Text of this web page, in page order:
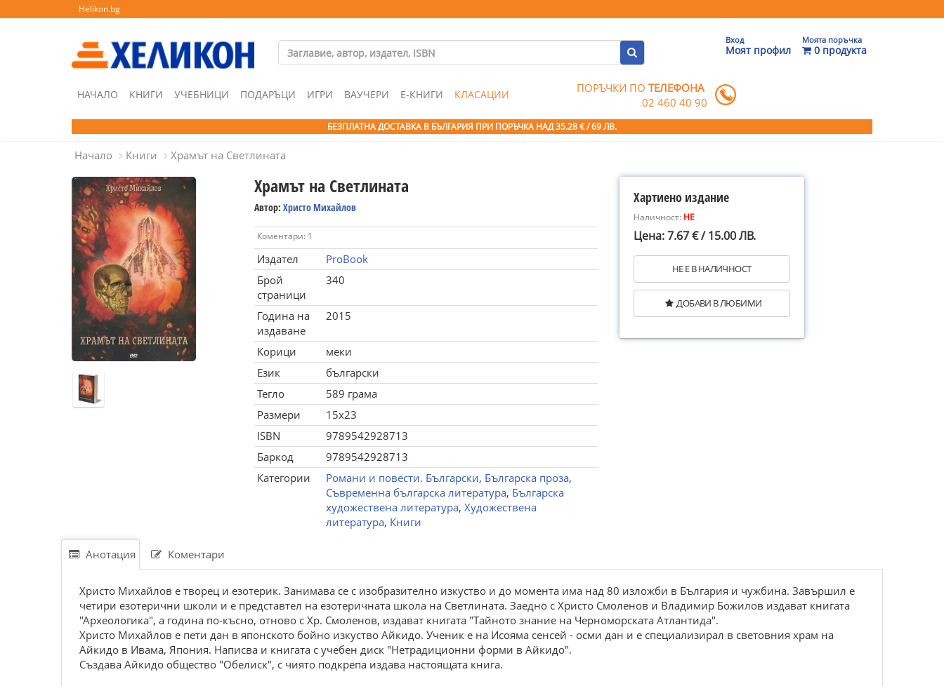
Helikon.bg
Вход
Моят профил
Моята поръчка
0 продукта
НАЧАЛО КНИГИ УЧЕБНИЦИ ПОДАРЪЦИ ИГРИ ВАУЧЕРИ Е-КНИГИ КЛАСАЦИИ ПОРЪЧКИ ПОТЕЛЕФОНА
02 460 40 90
БЕЗПЛАТНА ДОСТАВКА В БЪЛГАРИЯ ПРИ ПОРЪЧКА НАД 35.28 € / 69 ЛВ.
Начало Книги Храмът на Светлината
Храмът на Светлината
Автор: Христо Михайлов
Коментари: 1
Издател
ProBook
Брой
страници
340
Година на
издаване
2015
Корици
меки
Език
български
Тегло
589 грама
Размери
15x23
ISBN
9789542928713
Баркод
9789542928713
Категории
Романи и повести. Български, Българска проза,
Съвременна българска литература, Българска
художествена литература, Художествена
литература, Книги
Хартиено издание
Наличност: НЕ
Цена: 7.67 € / 15.00 ЛВ.
НЕ Е В НАЛИЧНОСТ
ДОБАВИ В ЛЮБИМИ
Анотация Коментари
Христо Михайлов е творец и езотерик. Занимава се с изобразително изкуство и до момента има над 80 изложби в България и чужбина. Завършил е
четири езотерични школи и е представтел на езотеричната школа на Светлината. Заедно с Христо Смоленов и Владимир Божилов издават книгата
"Археологика", а година по-късно, отново с Хр. Смоленов, издават книгата "Тайното знание на Черноморската Атлантида".
Христо Михайлов е пети дан в японското бойно изкуство Айкидо. Ученик е на Исояма сенсей - осми дан и е специализирал в световния храм на
Айкидо в Ивама, Япония. Написва и книгата с учебен диск "Нетрадиционни форми в Айкидо".
Създава Айкидо общество "Обелиск", с чиято подкрепа издава настоящата книга.